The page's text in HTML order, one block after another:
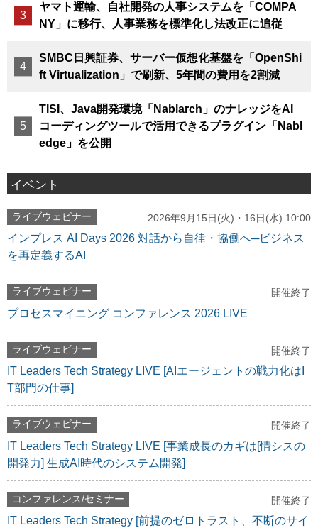
ヤマト運輸、自社開発の人事システムを「COMPA
NY」に移行、人事業務を標準化し法改正に追従
SMBC日興証券、サーバー仮想化基盤を「OpenShi
ft Virtualization」で刷新、5年間の費用を2割減
TISI、Java開発環境「Nablarch」のナレッジをAI
コーディングツールで活用できるプラグイン「Nabl
edge」を公開
イベント
ライブウェビナー 2026年9月15日(火)・16日(水) 10:00
インプレス AI Days 2026 対話から自律・協働へ─ビジネス
を再定義するAI
ライブウェビナー 開催終了
プロセスマイニング コンファレンス 2026 LIVE
ライブウェビナー 開催終了
IT Leaders Tech Strategy LIVE [AIエージェントの戦力化はI
T部門の仕事]
ライブウェビナー 開催終了
IT Leaders Tech Strategy LIVE [事業成長のカギは[情シスの
開発力] 生成AI時代のシステム開発]
コンファレンス/セミナー 開催終了
IT Leaders Tech Strategy [前提のゼロトラスト、不断のサイ